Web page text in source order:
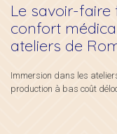
Le savoir-
confort
ateliers de
Immersion dans les
production à bas coût